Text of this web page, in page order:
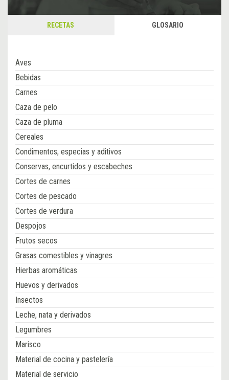
RECETAS GLOSARIO
Aves
Bebidas
Carnes
Caza de pelo
Caza de pluma
Cereales
Condimentos, especias y aditivos
Conservas, encurtidos y escabeches
Cortes de carnes
Cortes de pescado
Cortes de verdura
Despojos
Frutos secos
Grasas comestibles y vinagres
Hierbas aromáticas
Huevos y derivados
Insectos
Leche, nata y derivados
Legumbres
Marisco
Material de cocina y pastelería
Material de servicio